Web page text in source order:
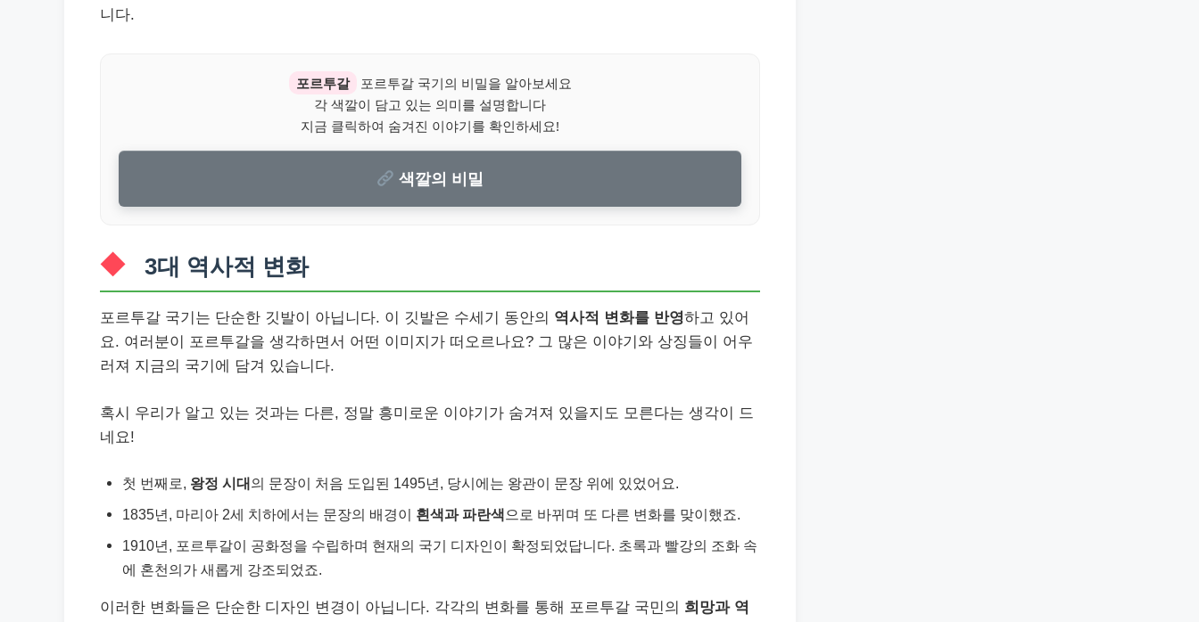
니다.
포르투갈
포르투갈 국기의 비밀을 알아보세요
각 색깔이 담고 있는 의미를 설명합니다
지금 클릭하여 숨겨진 이야기를 확인하세요!
색깔의 비밀
3대 역사적 변화
포르투갈 국기는 단순한 깃발이 아닙니다. 이 깃발은 수세기 동안의 역사적 변화를 반영하고 있어
요. 여러분이 포르투갈을 생각하면서 어떤 이미지가 떠오르나요? 그 많은 이야기와 상징들이 어우
러져 지금의 국기에 담겨 있습니다.
혹시 우리가 알고 있는 것과는 다른, 정말 흥미로운 이야기가 숨겨져 있을지도 모른다는 생각이 드
네요!
첫 번째로, 왕정 시대의 문장이 처음 도입된 1495년, 당시에는 왕관이 문장 위에 있었어요.
1835년, 마리아 2세 치하에서는 문장의 배경이 흰색과 파란색 으로 바뀌며 또 다른 변화를 맞이했죠.
1910년, 포르투갈이 공화정을 수립하며 현재의 국기 디자인이 확정되었답니다. 초록과 빨강의 조화 속
에 혼천의가 새롭게 강조되었죠.
이러한 변화들은 단순한 디자인 변경이 아닙니다. 각각의 변화를 통해 포르투갈 국민의 희망과 역